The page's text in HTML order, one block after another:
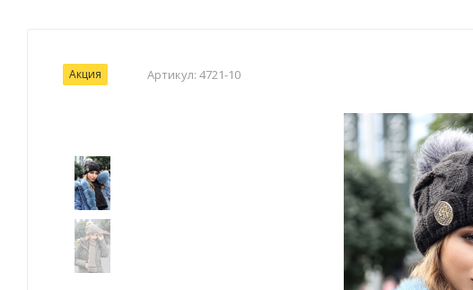
Акция Артикул: 4721-10